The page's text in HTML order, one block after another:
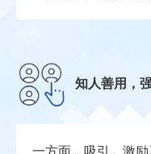
知人善用，
一方面，吸引、激